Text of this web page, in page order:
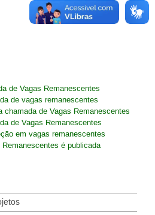
de Vagas Remanescentes
de vagas remanescentes
chamada de Vagas Remanescentes
de Vagas Remanescentes
em vagas remanescentes
é publicada